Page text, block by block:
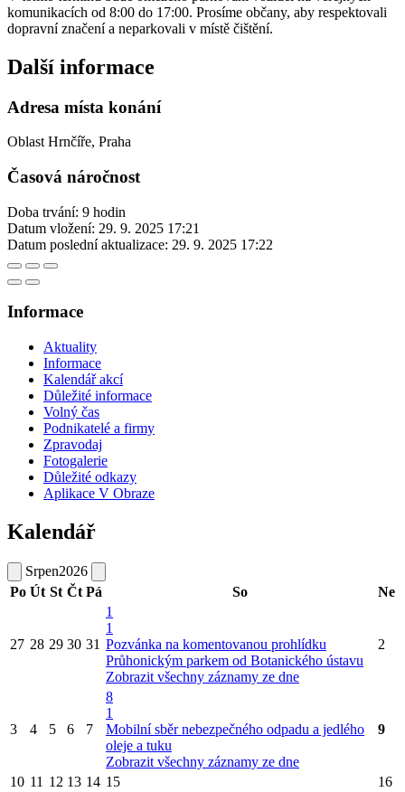
komunikacích od 8:00 do 17:00. Prosíme občany, aby respektovali
dopravní značení a neparkovali v místě čištění.
Další informace
Adresa místa konání
Oblast Hrnčíře, Praha
Časová náročnost
Doba trvání: 9 hodin
Datum vložení: 29. 9. 2025 17:21
Datum poslední aktualizace: 29. 9. 2025 17:22
Informace
Aktuality
Informace
Kalendář akcí
Důležité informace
Volný čas
Podnikatelé a firmy
Zpravodaj
Fotogalerie
Důležité odkazy
Aplikace V Obraze
Kalendář
Srpen2026
Po Út St Čt Pá So Ne
27 28 29 30 31
1
1
Pozvánka na komentovanou prohlídku
Průhonickým parkem od Botanického ústavu
Zobrazit všechny záznamy ze dne
2
3 4 5 6 7
8
1
Mobilní sběr nebezpečného odpadu a jedlého
oleje a tuku
Zobrazit všechny záznamy ze dne
9
10 11 12 13 14 15
16